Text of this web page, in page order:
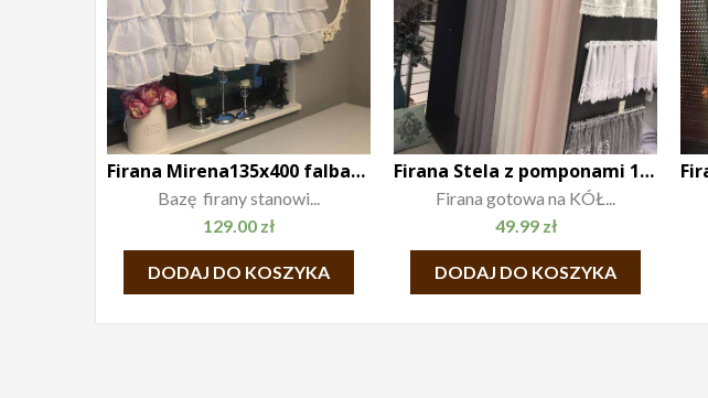
Firana Mirena135x400 falbany, taśma
Bazę firany stanowi...
129.00 zł
DODAJ DO KOSZYKA
Firana Stela z pomponami 140×250 różowa
Firana gotowa na KÓŁ...
49.99 zł
DODAJ DO KOSZYKA